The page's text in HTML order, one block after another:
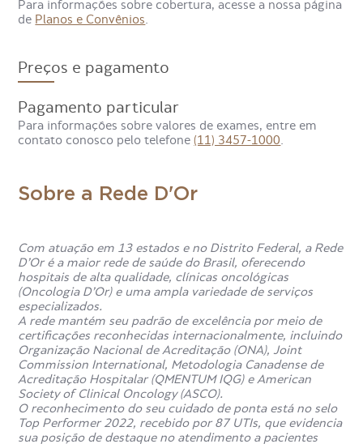
Qual especialista pode solicitar
O raio-x do esterno pode ser solicitado por diferentes
médicos especialistas, como
cirurgião torácico.
Para informações sobre cobertura, acesse a nossa página
de Planos e Convênios
Preços e pagamento
Pagamento particular
Para informações sobre valores de exames, entre em
contato conosco pelo telefone(11) 3457-1000
Sobre a Rede D'Or
Com atuação em 13 estados e no Distrito Federal, a Rede
D’Or é a maior rede de saúde do Brasil, oferecendo
hospitais de alta qualidade, clínicas oncológicas
(Oncologia D’Or) e uma ampla variedade de serviços
especializados.
A rede mantém seu padrão de excelência por meio de
certificações reconhecidas internacionalmente, incluindo
Organização Nacional de Acreditação (ONA), Joint
Commission International, Metodologia Canadense de
Acreditação Hospitalar (QMENTUM IQG) e American
Society of Clinical Oncology (ASCO).
O reconhecimento do seu cuidado de ponta está no selo
Top Performer 2022, recebido por 87 UTIs, que evidencia
sua posição de destaque no atendimento a pacientes